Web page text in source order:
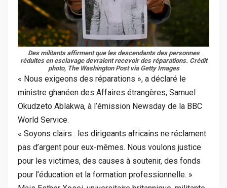
Des militants affirment que les descendants des personnes
réduites en esclavage devraient recevoir des réparations. Crédit
photo, The Washington Post via Getty Images
« Nous exigeons des réparations », a déclaré le
ministre ghanéen des Affaires étrangères, Samuel
Okudzeto Ablakwa, à l’émission Newsday de la BBC
World Service.
« Soyons clairs : les dirigeants africains ne réclament
pas d’argent pour eux-mêmes. Nous voulons justice
pour les victimes, des causes à soutenir, des fonds
pour l’éducation et la formation professionnelle. »